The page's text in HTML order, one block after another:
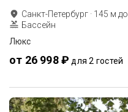
Санкт-Петербург · 145 м до
Бассейн
Люкс
от 26 998 ₽ для 2 гостей